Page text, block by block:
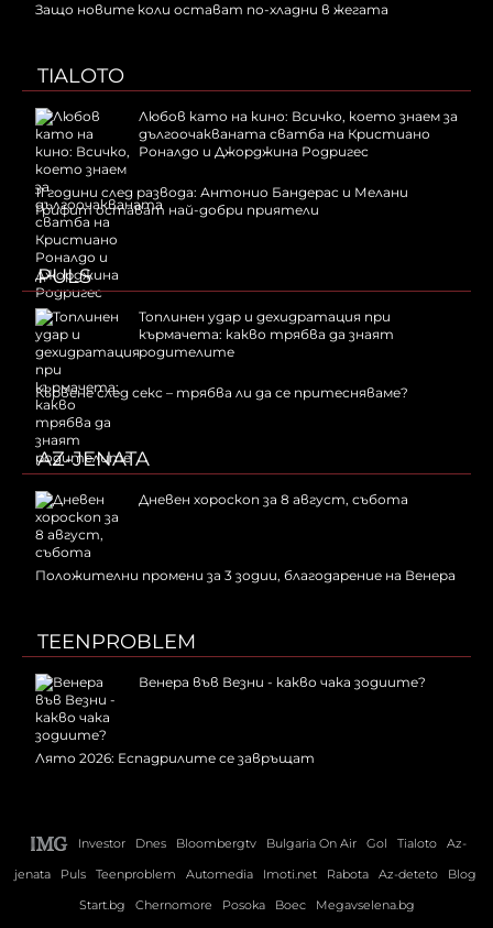
Защо новите коли остават по-хладни в жегата
TIALOTO
Любов като на кино: Всичко, което знаем за
дългоочакваната сватба на Кристиано
Роналдо и Джорджина Родригес
11 години след развода: Антонио Бандерас и Мелани
Грифит остават най-добри приятели
PULS
Топлинен удар и дехидратация при
кърмачета: какво трябва да знаят
родителите
Кървене след секс – трябва ли да се притесняваме?
AZ-JENATA
Дневен хороскоп за 8 август, събота
Положителни промени за 3 зодии, благодарение на Венера
TEENPROBLEM
Венера във Везни - какво чака зодиите?
Лято 2026: Еспадрилите се завръщат
Investor Dnes Bloombergtv Bulgaria On Air Gol Tialoto
Az-
jenata
Puls Teenproblem Automedia Imoti.net Rabota Az-deteto
Blog
Start.bg
Chernomore Posoka Boec Megavselena.bg